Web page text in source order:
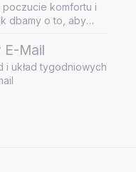
komfortu i
dbamy o to, aby
E-Mail
i układ tygodniowych